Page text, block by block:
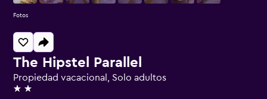
The Hipstel Parallel
Propiedad vacacional, Solo adultos
2 estrellas
Fotos